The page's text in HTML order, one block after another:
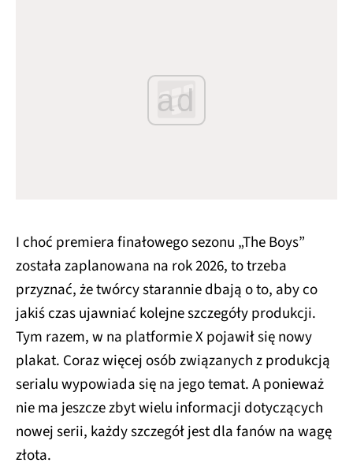
ad
I choć premiera finałowego sezonu „The Boys”
została zaplanowana na rok 2026, to trzeba
przyznać, że twórcy starannie dbają o to, aby co
jakiś czas ujawniać kolejne szczegóły produkcji.
Tym razem, w na platformie X pojawił się nowy
plakat. Coraz więcej osób związanych z produkcją
serialu wypowiada się na jego temat. A ponieważ
nie ma jeszcze zbyt wielu informacji dotyczących
nowej serii, każdy szczegół jest dla fanów na wagę
złota.